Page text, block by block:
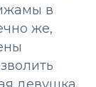
в
же,